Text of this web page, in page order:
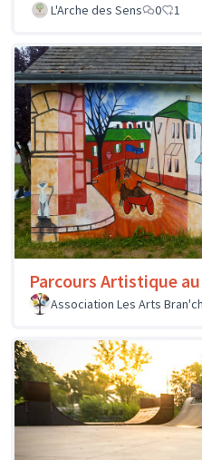
L'Arche des Sens
0 1
Parcours Artistique
Association Les Arts